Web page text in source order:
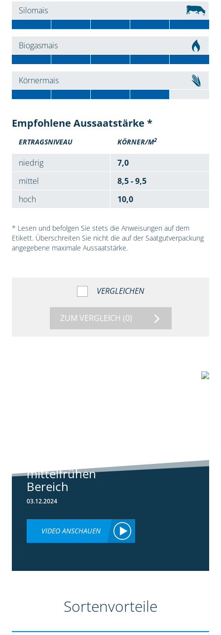
Silomais
Biogasmais
Körnermais
Empfohlene Aussaatstärke *
ERTRAGSNIVEAU KÖRNER/M2
niedrig
7,0
mittel
8,5 - 9,5
hoch
10,0
* Lesen und befolgen Sie stets die Anweisungen auf dem
Etikett. Überschreiten Sie nicht die auf der Saatgutverpackung
angegebene maximale Aussaatstärke.
VERGLEICHEN
ZUM VERGLEICH (0)
mittelfrühen
Bereich
03.12.2024
VIDEO ANSCHAUEN
Sortenvorteile